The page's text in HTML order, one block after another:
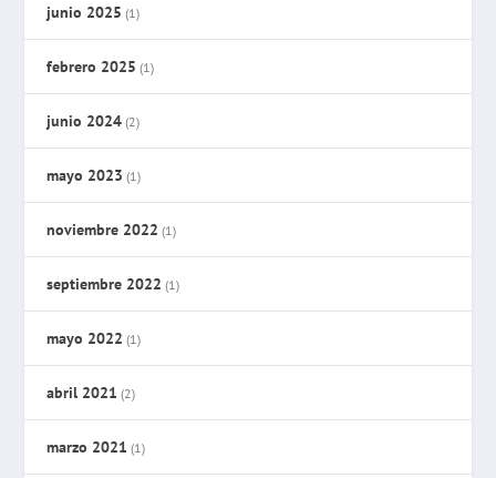
junio 2025 (1)
febrero 2025 (1)
junio 2024 (2)
mayo 2023 (1)
noviembre 2022 (1)
septiembre 2022 (1)
mayo 2022 (1)
abril 2021 (2)
marzo 2021 (1)